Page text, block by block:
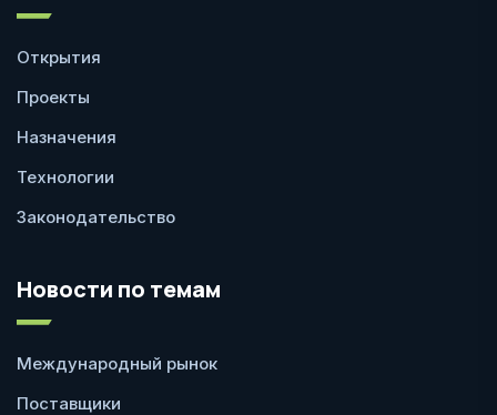
Открытия
Проекты
Назначения
Технологии
Законодательство
Новости по темам
Международный рынок
Поставщики